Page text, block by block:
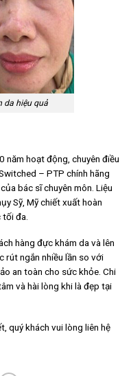
da hiệu quả
năm hoạt động, chuyên điều
– PTP chính hãng
bác sĩ chuyên môn. Liệu
Sỹ, Mỹ chiết xuất hoàn
đa.
hàng đực khám da và lên
rút ngắn nhiều lần so với
an toàn cho sức khỏe. Chi
và hài lòng khi là đẹp tại
quý khách vui lòng liên hệ